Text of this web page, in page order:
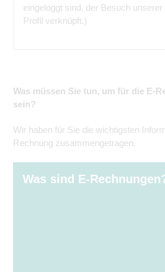
eingeloggt sind, der Besuch
Profil verknüpft.)
Was müssen Sie tun, um für die E-
sein?
Wir haben für Sie die wichtigsten
Rechnung zusammengetragen.
Was sind